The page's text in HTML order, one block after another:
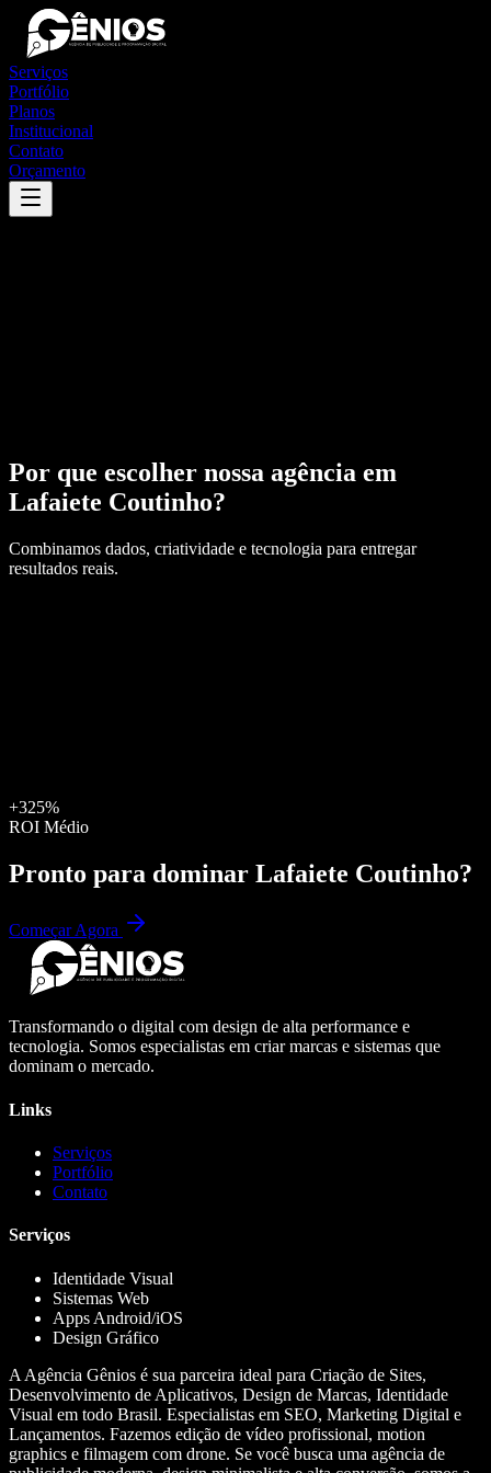
Serviços
Portfólio
Planos
Institucional
Contato
Orçamento
Por que escolher nossa agência em
Lafaiete Coutinho?
Combinamos dados, criatividade e tecnologia para entregar
resultados reais.
+325%
ROI Médio
Pronto para dominar Lafaiete Coutinho?
Começar Agora
Transformando o digital com design de alta performance e
tecnologia. Somos especialistas em criar marcas e sistemas que
dominam o mercado.
Links
Serviços
Portfólio
Contato
Serviços
Identidade Visual
Sistemas Web
Apps Android/iOS
Design Gráfico
A Agência Gênios é sua parceira ideal para Criação de Sites,
Desenvolvimento de Aplicativos, Design de Marcas, Identidade
Visual em todo Brasil. Especialistas em SEO, Marketing Digital e
Lançamentos. Fazemos edição de vídeo profissional, motion
graphics e filmagem com drone. Se você busca uma agência de